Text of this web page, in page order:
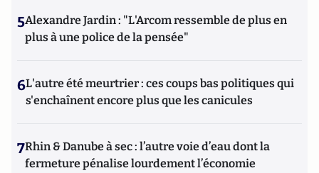
5Alexandre Jardin : "L'Arcom ressemble de plus en
plus à une police de la pensée"
6L'autre été meurtrier : ces coups bas politiques qui
s'enchaînent encore plus que les canicules
7Rhin & Danube à sec : l’autre voie d’eau dont la
fermeture pénalise lourdement l’économie